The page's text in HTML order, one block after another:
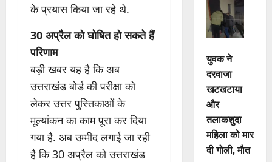
के प्रयास किया जा रहे थे.
30 अप्रैल को घोषित हो सकते हैं
परिणाम
बड़ी खबर यह है कि अब
उत्तराखंड बोर्ड की परीक्षा को
लेकर उत्तर पुस्तिकाओं के
मूल्यांकन का काम पूरा कर दिया
गया है. अब उम्मीद लगाई जा रही
है कि 30 अप्रैल को उत्तराखंड
युवक ने
दरवाजा
खटखटाया
और
तलाकशुदा
महिला को मार
दी गोली, माैत